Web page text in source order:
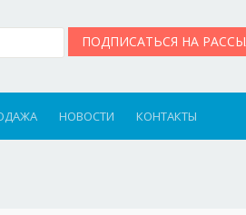
НОВОСТИ КОНТАКТЫ